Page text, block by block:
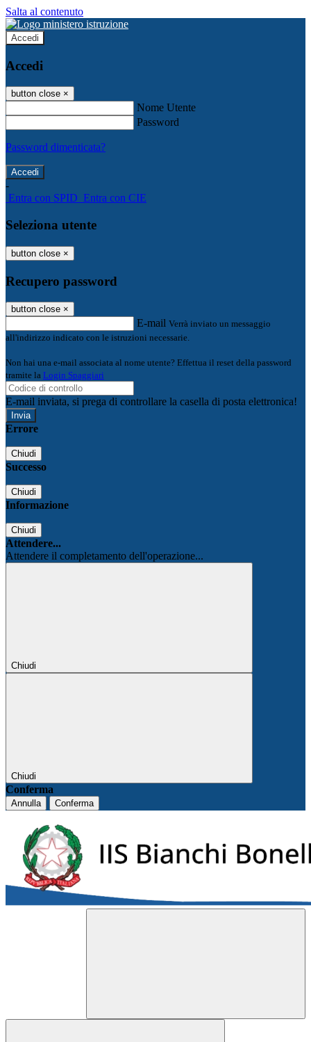
Salta al contenuto
Accedi
Accedi
button close ×
Nome Utente
Password
Password dimenticata?
-
Entra con SPID Entra con CIE
Seleziona utente
button close ×
Recupero password
button close ×
E-mail Verrà inviato un messaggio
all'indirizzo indicato con le istruzioni necessarie.
Non hai una e-mail associata al nome utente? Effettua il reset della password
tramite la Login Spaggiari
E-mail inviata, si prega di controllare la casella di posta elettronica!
Errore
Chiudi
Successo
Chiudi
Informazione
Chiudi
Attendere...
Attendere il completamento dell'operazione...
Chiudi
Chiudi
Conferma
Annulla Conferma